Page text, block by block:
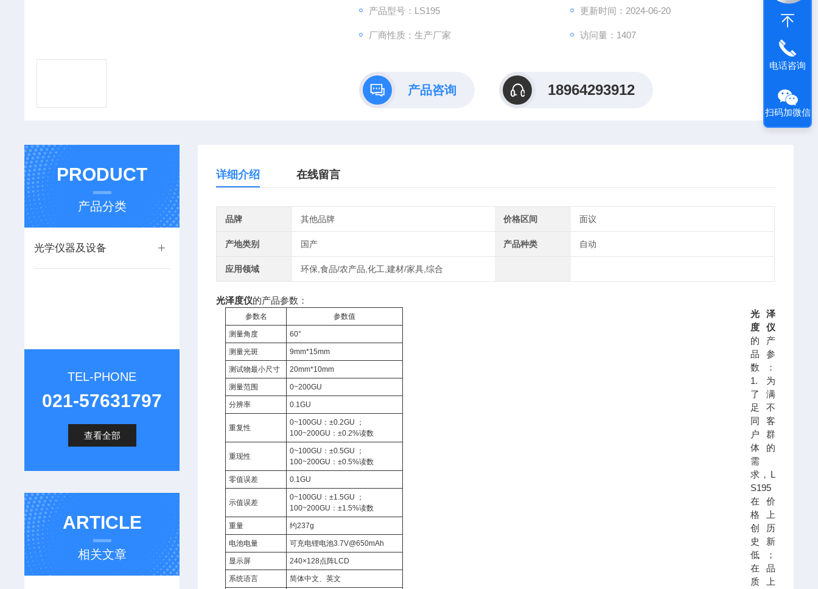
产品型号：LS195 更新时间：2024-06-20
厂商性质：生产厂家 访问量：1407
产品咨询 18964293912
PRODUCT
产品分类
光学仪器及设备
TEL-PHONE
021-57631797
查看全部
ARTICLE
相关文章
详细介绍 在线留言
品牌 其他品牌 价格区间 面议
产地类别 国产 产品种类 自动
应用领域 环保,食品/农产品,化工,建材/家具,综合
光泽度仪的产品参数：
参数名 参数值
测量角度 60°
测量光斑 9mm*15mm
测试物最小尺寸 20mm*10mm
测量范围 0~200GU
分辨率 0.1GU
重复性
0~100GU：±0.2GU ；
100~200GU：±0.2%读数
重现性
0~100GU：±0.5GU ；
100~200GU：±0.5%读数
零值误差 0.1GU
示值误差
0~100GU：±1.5GU ；
100~200GU：±1.5%读数
重量 约237g
电池电量 可充电锂电池3.7V@650mAh
显示屏 240×128点阵LCD
系统语言 简体中文、英文
光泽
度仪
的产
品参
数：
1.为
了满
足不
同客
户群
体的
需
求，L
S195
在价
格上
创历
史新
低；
在品
质上
电话咨询
扫码加微信